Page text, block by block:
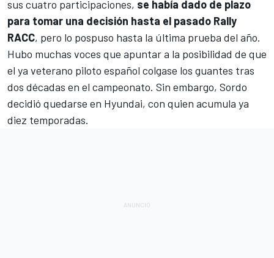
sus cuatro participaciones, se había dado de plazo
para tomar una decisión hasta el pasado Rally
RACC, pero lo pospuso hasta la última prueba del año.
Hubo muchas voces que apuntar a la posibilidad de que
el ya veterano piloto español colgase los guantes tras
dos décadas en el campeonato. Sin embargo, Sordo
decidió quedarse en Hyundai, con quien acumula ya
diez temporadas.